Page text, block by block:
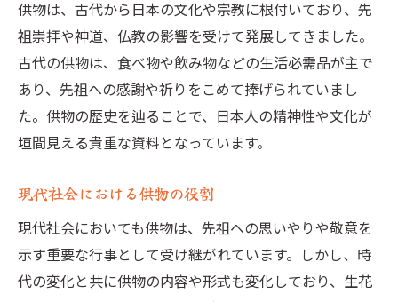
都市部と農村部の供物の違い
地域の伝統を守る供物の工夫
現代のライフスタイルに合わせた供物の変
化
地域文化と現代の供物トレンド
進化するお墓の供物現代の生活様式に合った新
しいアイデア
デジタル供物の可能性
現代アートを取り入れた供物
供物は、古代から日本の文化や宗教に根付いており、先
祖崇拝や神道、仏教の影響を受けて発展してきました。
古代の供物は、食べ物や飲み物などの生活必需品が主で
あり、先祖への感謝や祈りをこめて捧げられていまし
た。供物の歴史を辿ることで、日本人の精神性や文化が
垣間見える貴重な資料となっています。
現代社会における供物の役割
現代社会においても供物は、先祖への思いやりや敬意を
示す重要な行事として受け継がれています。しかし、時
代の変化と共に供物の内容や形式も変化しており、生花